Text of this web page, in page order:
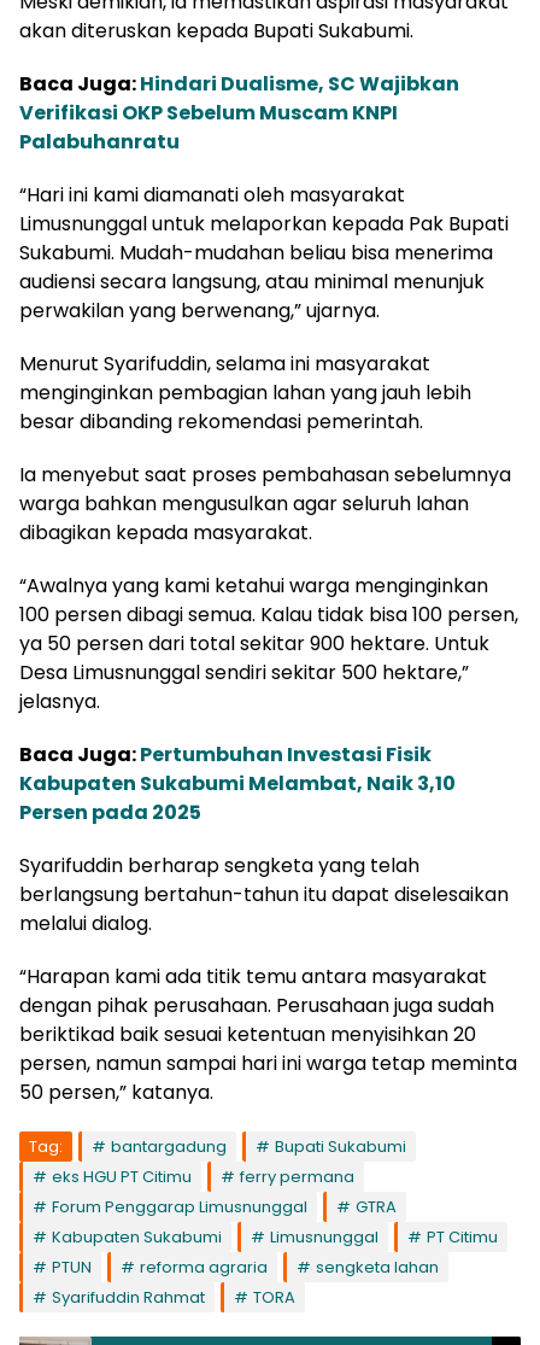
akan diteruskan kepada Bupati Sukabumi.
Baca Juga:Hindari Dualisme, SC Wajibkan
Verifikasi OKP Sebelum Muscam KNPI
Palabuhanratu
“Hari ini kami diamanati oleh masyarakat
Limusnunggal untuk melaporkan kepada Pak Bupati
Sukabumi. Mudah-mudahan beliau bisa menerima
audiensi secara langsung, atau minimal menunjuk
perwakilan yang berwenang,” ujarnya.
Menurut Syarifuddin, selama ini masyarakat
menginginkan pembagian lahan yang jauh lebih
besar dibanding rekomendasi pemerintah.
Ia menyebut saat proses pembahasan sebelumnya
warga bahkan mengusulkan agar seluruh lahan
dibagikan kepada masyarakat.
“Awalnya yang kami ketahui warga menginginkan
100 persen dibagi semua. Kalau tidak bisa 100 persen,
ya 50 persen dari total sekitar 900 hektare. Untuk
Desa Limusnunggal sendiri sekitar 500 hektare,”
jelasnya.
Baca Juga:Pertumbuhan Investasi Fisik
Kabupaten Sukabumi Melambat, Naik 3,10
Persen pada 2025
Syarifuddin berharap sengketa yang telah
berlangsung bertahun-tahun itu dapat diselesaikan
melalui dialog.
“Harapan kami ada titik temu antara masyarakat
dengan pihak perusahaan. Perusahaan juga sudah
beriktikad baik sesuai ketentuan menyisihkan 20
persen, namun sampai hari ini warga tetap meminta
50 persen,” katanya.
Tag: bantargadung
Bupati Sukabumi
eks HGU PT Citimu
ferry permana
Forum Penggarap Limusnunggal
GTRA
Kabupaten Sukabumi
Limusnunggal
PT Citimu
PTUN
reforma agraria
sengketa lahan
Syarifuddin Rahmat
TORA